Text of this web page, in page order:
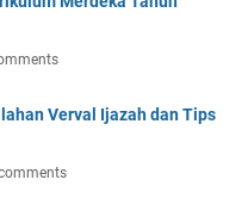
Verval Ijazah dan Tips